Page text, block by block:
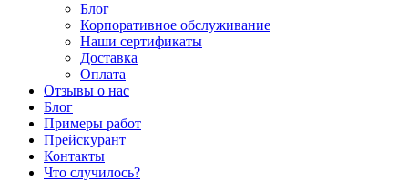
Блог
Корпоративное обслуживание
Наши сертификаты
Доставка
Оплата
Отзывы о нас
Блог
Примеры работ
Прейскурант
Контакты
Что случилось?